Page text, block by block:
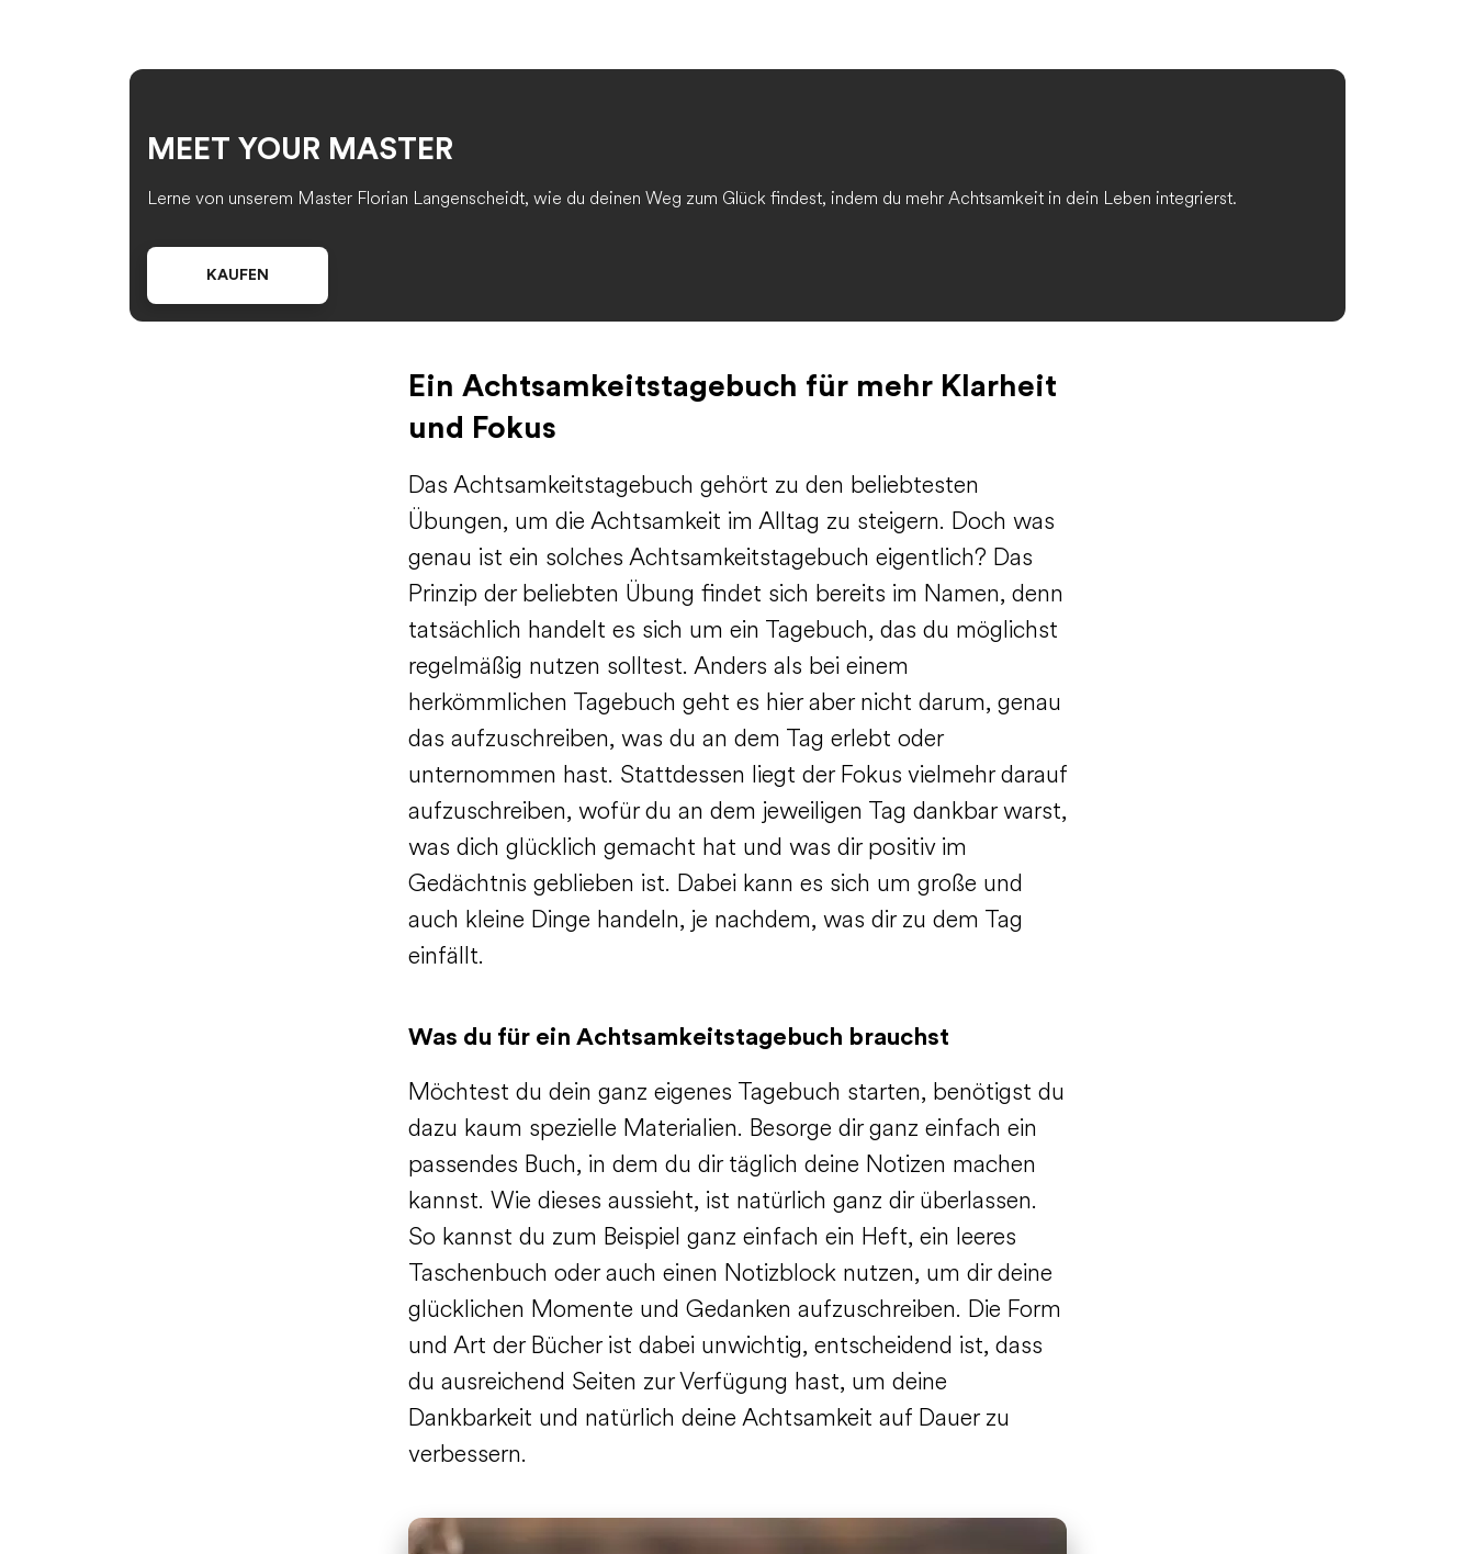
MEET YOUR MASTER
Lerne von unserem Master Florian Langenscheidt, wie du deinen Weg zum Glück findest, indem du mehr Achtsamkeit in dein Leben integrierst.
KAUFEN
Ein Achtsamkeitstagebuch für mehr Klarheit
und Fokus
Das Achtsamkeitstagebuch gehört zu den beliebtesten
Übungen, um die Achtsamkeit im Alltag zu steigern. Doch was
genau ist ein solches Achtsamkeitstagebuch eigentlich? Das
Prinzip der beliebten Übung findet sich bereits im Namen, denn
tatsächlich handelt es sich um ein Tagebuch, das du möglichst
regelmäßig nutzen solltest. Anders als bei einem
herkömmlichen Tagebuch geht es hier aber nicht darum, genau
das aufzuschreiben, was du an dem Tag erlebt oder
unternommen hast. Stattdessen liegt der Fokus vielmehr darauf
aufzuschreiben, wofür du an dem jeweiligen Tag dankbar warst,
was dich glücklich gemacht hat und was dir positiv im
Gedächtnis geblieben ist. Dabei kann es sich um große und
auch kleine Dinge handeln, je nachdem, was dir zu dem Tag
einfällt.
Was du für ein Achtsamkeitstagebuch brauchst
Möchtest du dein ganz eigenes Tagebuch starten, benötigst du
dazu kaum spezielle Materialien. Besorge dir ganz einfach ein
passendes Buch, in dem du dir täglich deine Notizen machen
kannst. Wie dieses aussieht, ist natürlich ganz dir überlassen.
So kannst du zum Beispiel ganz einfach ein Heft, ein leeres
Taschenbuch oder auch einen Notizblock nutzen, um dir deine
glücklichen Momente und Gedanken aufzuschreiben. Die Form
und Art der Bücher ist dabei unwichtig, entscheidend ist, dass
du ausreichend Seiten zur Verfügung hast, um deine
Dankbarkeit und natürlich deine Achtsamkeit auf Dauer zu
verbessern.